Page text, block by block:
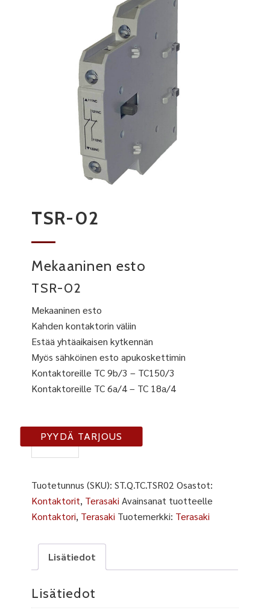
TSR-02
Mekaaninen esto
TSR-02
Mekaaninen esto
Kahden kontaktorin väliin
Estää yhtäaikaisen kytkennän
Myös sähköinen esto apukoskettimin
Kontaktoreille TC 9b/3 – TC150/3
Kontaktoreille TC 6a/4 – TC 18a/4
TSR-
02
PYYDÄ TARJOUS
Tuotetunnus (SKU):ST.Q.TC.TSR02 Osastot:
Kontaktorit, Terasaki Avainsanat tuotteelle
Kontaktori, Terasaki Tuotemerkki: Terasaki
Lisätiedot
Lisätiedot